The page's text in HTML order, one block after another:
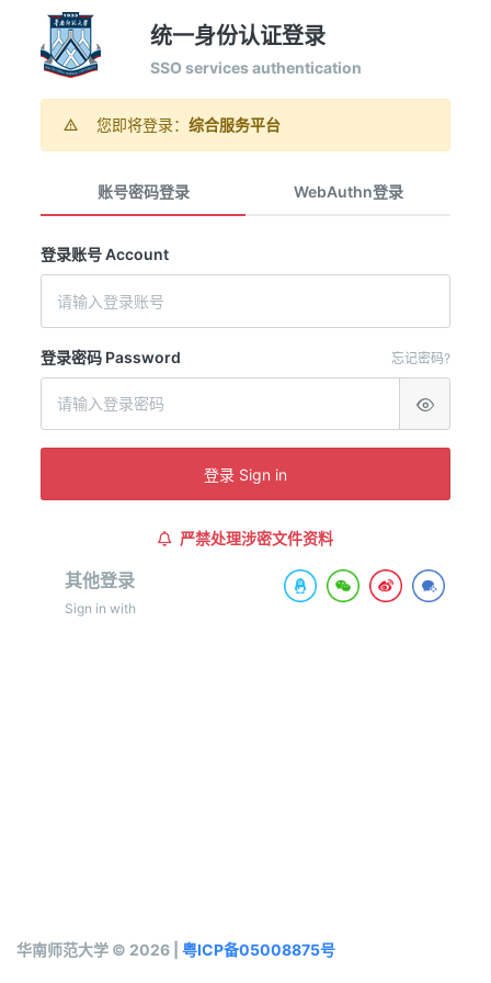
统一身份认证登录
SSO services authentication
您即将登录： 综合服务平台
账号密码登录 WebAuthn登录
登录账号 Account
忘记密码?
登录密码 Password
登录 Sign in
严禁处理涉密文件资料
其他登录
Sign in with
华南师范大学 © 2026 | 粤ICP备05008875号